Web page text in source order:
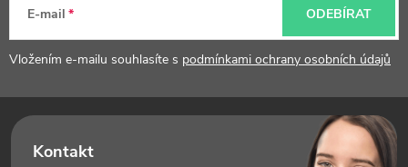
E-mail
Vložením e-mailu souhlasíte s podmínkami ochrany osobních údajů
ODEBÍRAT